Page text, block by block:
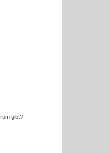
gibt?